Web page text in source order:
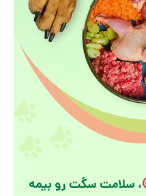
، سلامت سگت رو بیمه